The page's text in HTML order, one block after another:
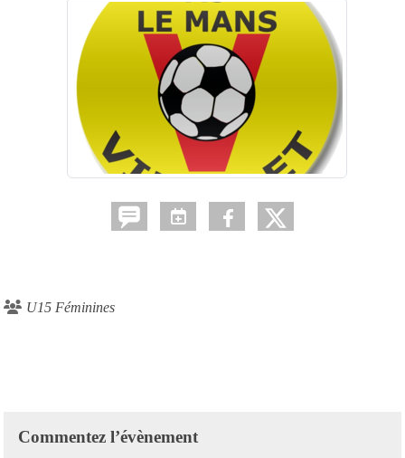
U15 Féminines
Commentez l’évènement